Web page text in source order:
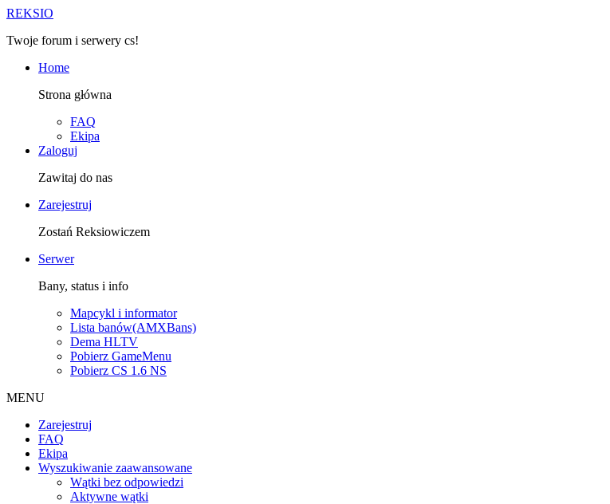
REKSIO
Twoje forum i serwery cs!
Home
Strona główna
FAQ
Ekipa
Zaloguj
Zawitaj do nas
Zarejestruj
Zostań Reksiowiczem
Serwer
Bany, status i info
Mapcykl i informator
Lista banów(AMXBans)
Dema HLTV
Pobierz GameMenu
Pobierz CS 1.6 NS
MENU
Zarejestruj
FAQ
Ekipa
Wyszukiwanie zaawansowane
Wątki bez odpowiedzi
Aktywne wątki